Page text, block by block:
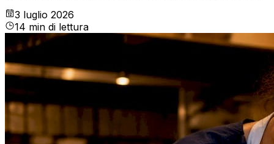
3 luglio 2026
14 min di lettura